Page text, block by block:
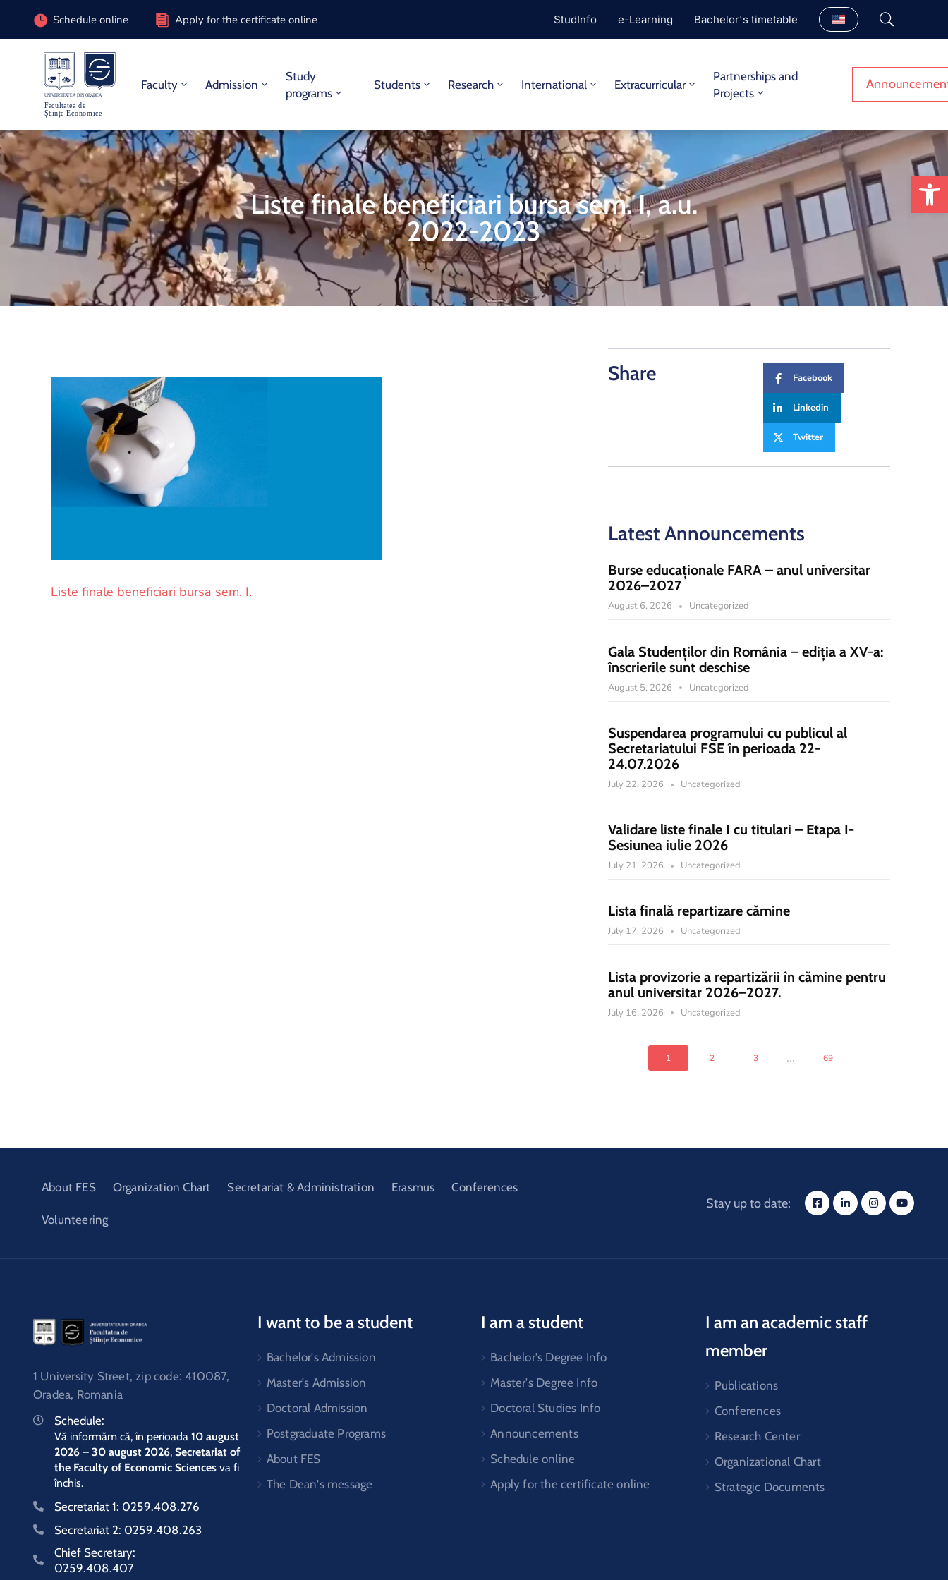
Schedule online Apply for the certificate online StudInfo e-Learning Bachelor's timetable
Faculty Admission
Study
programs
Students Research International Extracurricular
Partnerships and
Projects
Liste finale beneficiari bursa sem. I, a.u.
2022-2023
Liste finale beneficiari bursa sem. I.
Share Facebook
Linkedin
Twitter
Latest Announcements
Burse educaționale FARA – anul universitar
2026–2027
August 6, 2026 Uncategorized
Gala Studenților din România – ediția a XV-a:
înscrierile sunt deschise
August 5, 2026 Uncategorized
Suspendarea programului cu publicul al
Secretariatului FSE în perioada 22-
24.07.2026
July 22, 2026 Uncategorized
Validare liste finale I cu titulari – Etapa I-
Sesiunea iulie 2026
July 21, 2026 Uncategorized
Lista finală repartizare cămine
July 17, 2026 Uncategorized
Lista provizorie a repartizării în cămine pentru
anul universitar 2026–2027.
July 16, 2026 Uncategorized
1 2 3 ... 69
About FES Organization Chart Secretariat & Administration Erasmus Conferences
Volunteering
Stay up to date:
1 University Street, zip code: 410087,
Oradea, Romania
Schedule:
Vă informăm că, în perioada 10 august
2026 – 30 august 2026, Secretariat of
the Faculty of Economic Sciences va fi
închis.
Secretariat 1: 0259.408.276
Secretariat 2: 0259.408.263
Chief Secretary:
0259.408.407
I want to be a student
Bachelor's Admission
Master's Admission
Doctoral Admission
Postgraduate Programs
About FES
The Dean's message
I am a student
Bachelor's Degree Info
Master's Degree Info
Doctoral Studies Info
Announcements
Schedule online
Apply for the certificate online
I am an academic staff
member
Publications
Conferences
Research Center
Organizational Chart
Strategic Documents